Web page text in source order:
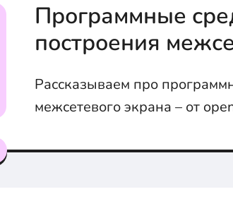
Программные
построения
Рассказываем про
межсетевого экрана – от